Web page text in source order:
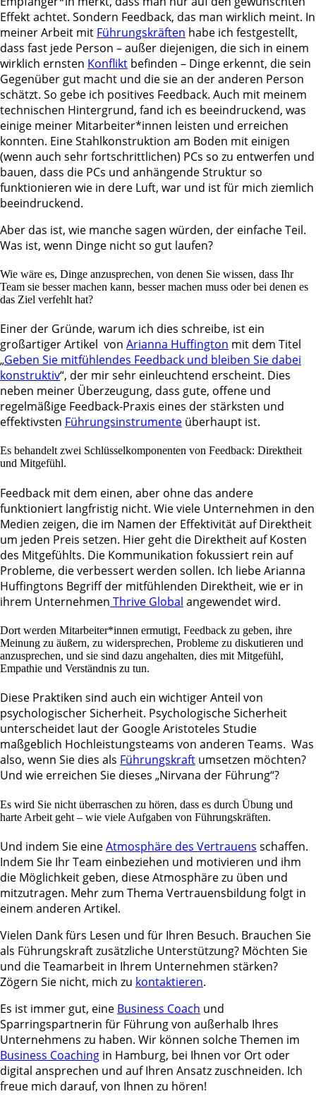
Effekt achtet. Sondern Feedback, das man wirklich meint. In
meiner Arbeit mit Führungskräften habe ich festgestellt,
dass fast jede Person – außer diejenigen, die sich in einem
wirklich ernsten Konflikt befinden – Dinge erkennt, die sein
Gegenüber gut macht und die sie an der anderen Person
schätzt. So gebe ich positives Feedback. Auch mit meinem
technischen Hintergrund, fand ich es beeindruckend, was
einige meiner Mitarbeiter*innen leisten und erreichen
konnten. Eine Stahlkonstruktion am Boden mit einigen
(wenn auch sehr fortschrittlichen) PCs so zu entwerfen und
bauen, dass die PCs und anhängende Struktur so
funktionieren wie in dere Luft, war und ist für mich ziemlich
beeindruckend.
Aber das ist, wie manche sagen würden, der einfache Teil.
Was ist, wenn Dinge nicht so gut laufen?
Wie wäre es, Dinge anzusprechen, von denen Sie wissen, dass Ihr
Team sie besser machen kann, besser machen muss oder bei denen es
das Ziel verfehlt hat?
Einer der Gründe, warum ich dies schreibe, ist ein
großartiger Artikel von Arianna Huffington mit dem Titel
„Geben Sie mitfühlendes Feedback und bleiben Sie dabei
konstruktiv“, der mir sehr einleuchtend erscheint. Dies
neben meiner Überzeugung, dass gute, offene und
regelmäßige Feedback-Praxis eines der stärksten und
effektivsten Führungsinstrumente überhaupt ist.
Es behandelt zwei Schlüsselkomponenten von Feedback: Direktheit
und Mitgefühl.
Feedback mit dem einen, aber ohne das andere
funktioniert langfristig nicht. Wie viele Unternehmen in den
Medien zeigen, die im Namen der Effektivität auf Direktheit
um jeden Preis setzen. Hier geht die Direktheit auf Kosten
des Mitgefühlts. Die Kommunikation fokussiert rein auf
Probleme, die verbessert werden sollen. Ich liebe Arianna
Huffingtons Begriff der mitfühlenden Direktheit, wie er in
ihrem Unternehmen Thrive Global angewendet wird.
Dort werden Mitarbeiter*innen ermutigt, Feedback zu geben, ihre
Meinung zu äußern, zu widersprechen, Probleme zu diskutieren und
anzusprechen, und sie sind dazu angehalten, dies mit Mitgefühl,
Empathie und Verständnis zu tun.
Diese Praktiken sind auch ein wichtiger Anteil von
psychologischer Sicherheit. Psychologische Sicherheit
unterscheidet laut der Google Aristoteles Studie
maßgeblich Hochleistungsteams von anderen Teams. Was
also, wenn Sie dies als Führungskraft umsetzen möchten?
Und wie erreichen Sie dieses „Nirvana der Führung“?
Es wird Sie nicht überraschen zu hören, dass es durch Übung und
harte Arbeit geht – wie viele Aufgaben von Führungskräften.
Und indem Sie eineAtmosphäre des Vertrauens schaffen.
Indem Sie Ihr Team einbeziehen und motivieren und ihm
die Möglichkeit geben, diese Atmosphäre zu üben und
mitzutragen. Mehr zum Thema Vertrauensbildung folgt in
einem anderen Artikel.
Vielen Dank fürs Lesen und für Ihren Besuch. Brauchen Sie
als Führungskraft zusätzliche Unterstützung? Möchten Sie
und die Teamarbeit in Ihrem Unternehmen stärken?
Zögern Sie nicht, mich zu kontaktieren.
Es ist immer gut, eine Business Coach und
Sparringspartnerin für Führung von außerhalb Ihres
Unternehmens zu haben. Wir können solche Themen im
Business Coaching in Hamburg, bei Ihnen vor Ort oder
digital ansprechen und auf Ihren Ansatz zuschneiden. Ich
freue mich darauf, von Ihnen zu hören!